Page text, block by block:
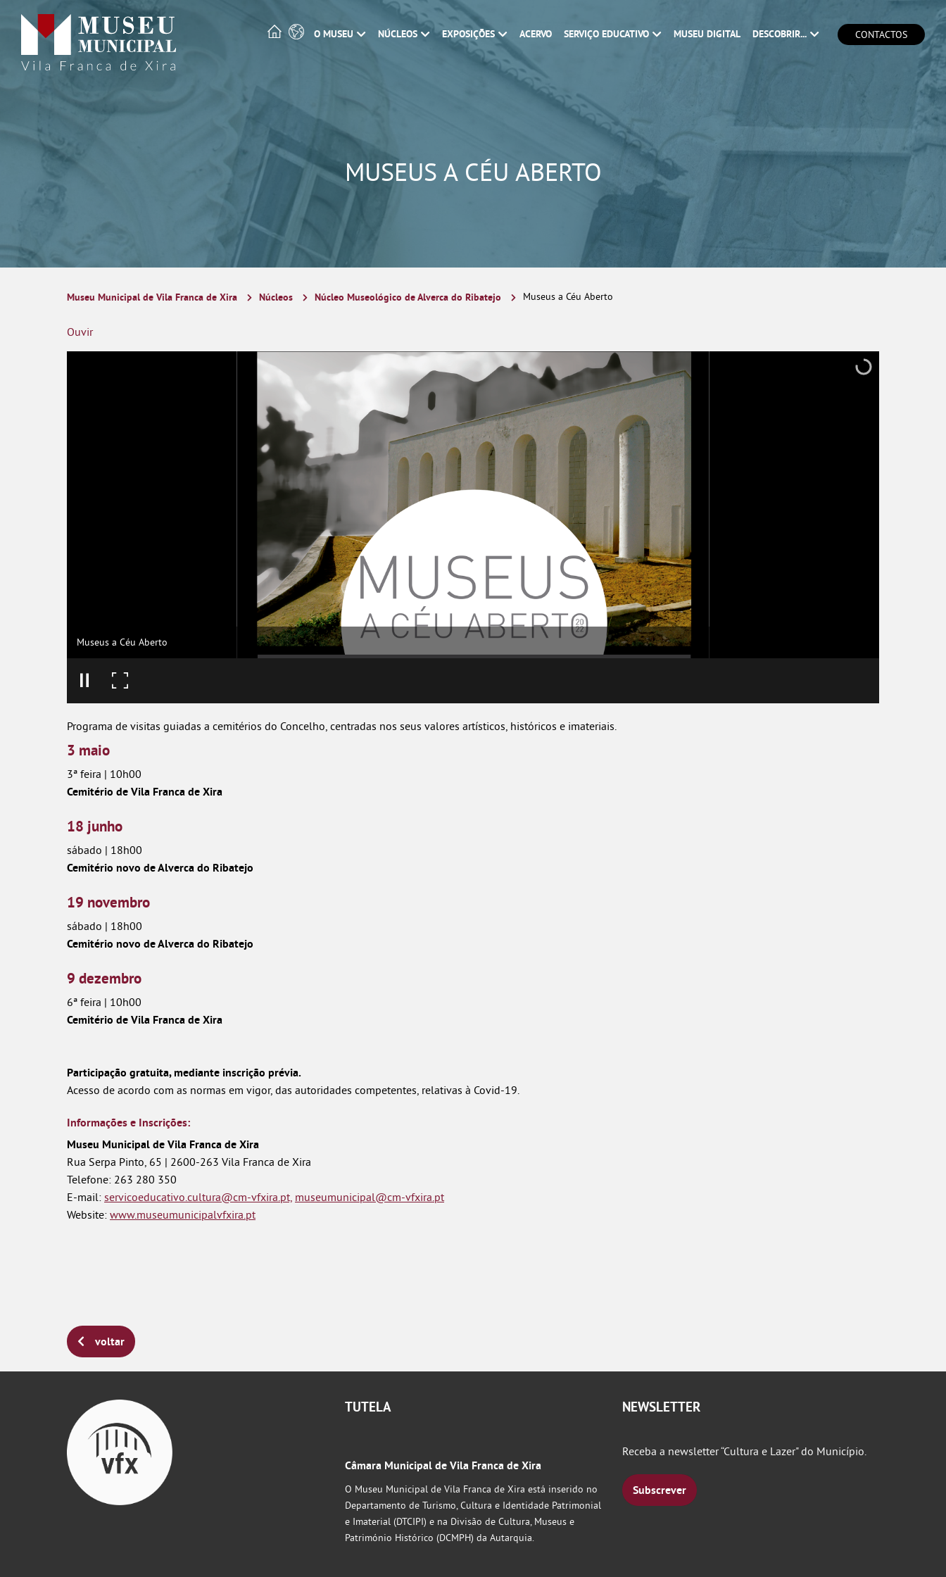
O MUSEU NÚCLEOS EXPOSIÇÕES ACERVO SERVIÇO EDUCATIVO MUSEU DIGITAL DESCOBRIR... CONTACTOS
MUSEUS A CÉU ABERTO
Museu Municipal de Vila Franca de Xira Núcleos Núcleo Museológico de Alverca do Ribatejo Museus a Céu Aberto
Ouvir
Museus a Céu Aberto
Programa de visitas guiadas a cemitérios do Concelho, centradas nos seus valores artísticos, históricos e imateriais.
3 maio
3ª feira | 10h00
Cemitério de Vila Franca de Xira
18 junho
sábado | 18h00
Cemitério novo de Alverca do Ribatejo
19 novembro
sábado | 18h00
Cemitério novo de Alverca do Ribatejo
9 dezembro
6ª feira | 10h00
Cemitério de Vila Franca de Xira
Participação gratuita, mediante inscrição prévia.
Acesso de acordo com as normas em vigor, das autoridades competentes, relativas à Covid-19.
Informações e Inscrições:
Museu Municipal de Vila Franca de Xira
Rua Serpa Pinto, 65 | 2600-263 Vila Franca de Xira
Telefone: 263 280 350
E-mail: servicoeducativo.cultura@cm-vfxira.pt, museumunicipal@cm-vfxira.pt
Website: www.museumunicipalvfxira.pt
voltar
TUTELA
Câmara Municipal de Vila Franca de Xira
O Museu Municipal de Vila Franca de Xira está inserido no
Departamento de Turismo, Cultura e Identidade Patrimonial
e Imaterial (DTCIPI) e na Divisão de Cultura, Museus e
Património Histórico (DCMPH) da Autarquia.
NEWSLETTER
Receba a newsletter “Cultura e Lazer" do Município.
Subscrever